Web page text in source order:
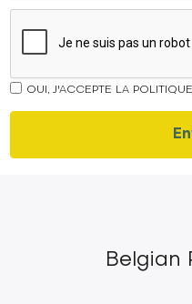
OUI, J'ACCEPTE LA
Belgian